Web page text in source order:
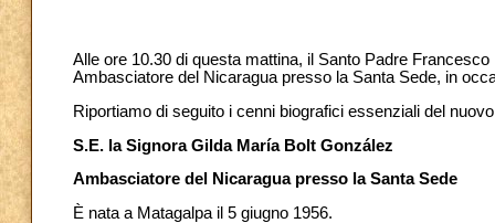
Alle ore 10.30 di questa mattina, il Santo Padre
Ambasciatore del Nicaragua presso la Santa Sede, in
Riportiamo di seguito i cenni biografici essenziali del
S.E. la Signora Gilda María Bolt González
Ambasciatore del Nicaragua presso la Santa Sede
È nata a Matagalpa il 5 giugno 1956.